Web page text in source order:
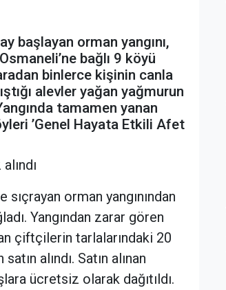
başlayan orman yangını,
bağlı 9 köyü
binlerce kişinin canla
alevler yağan yağmurun
tamamen yanan
’Genel Hayata Etkili Afet
orman yangınından
Yangından zarar gören
çiftçilerin tarlalarındaki 20
alındı. Satın alınan
ücretsiz olarak dağıtıldı.